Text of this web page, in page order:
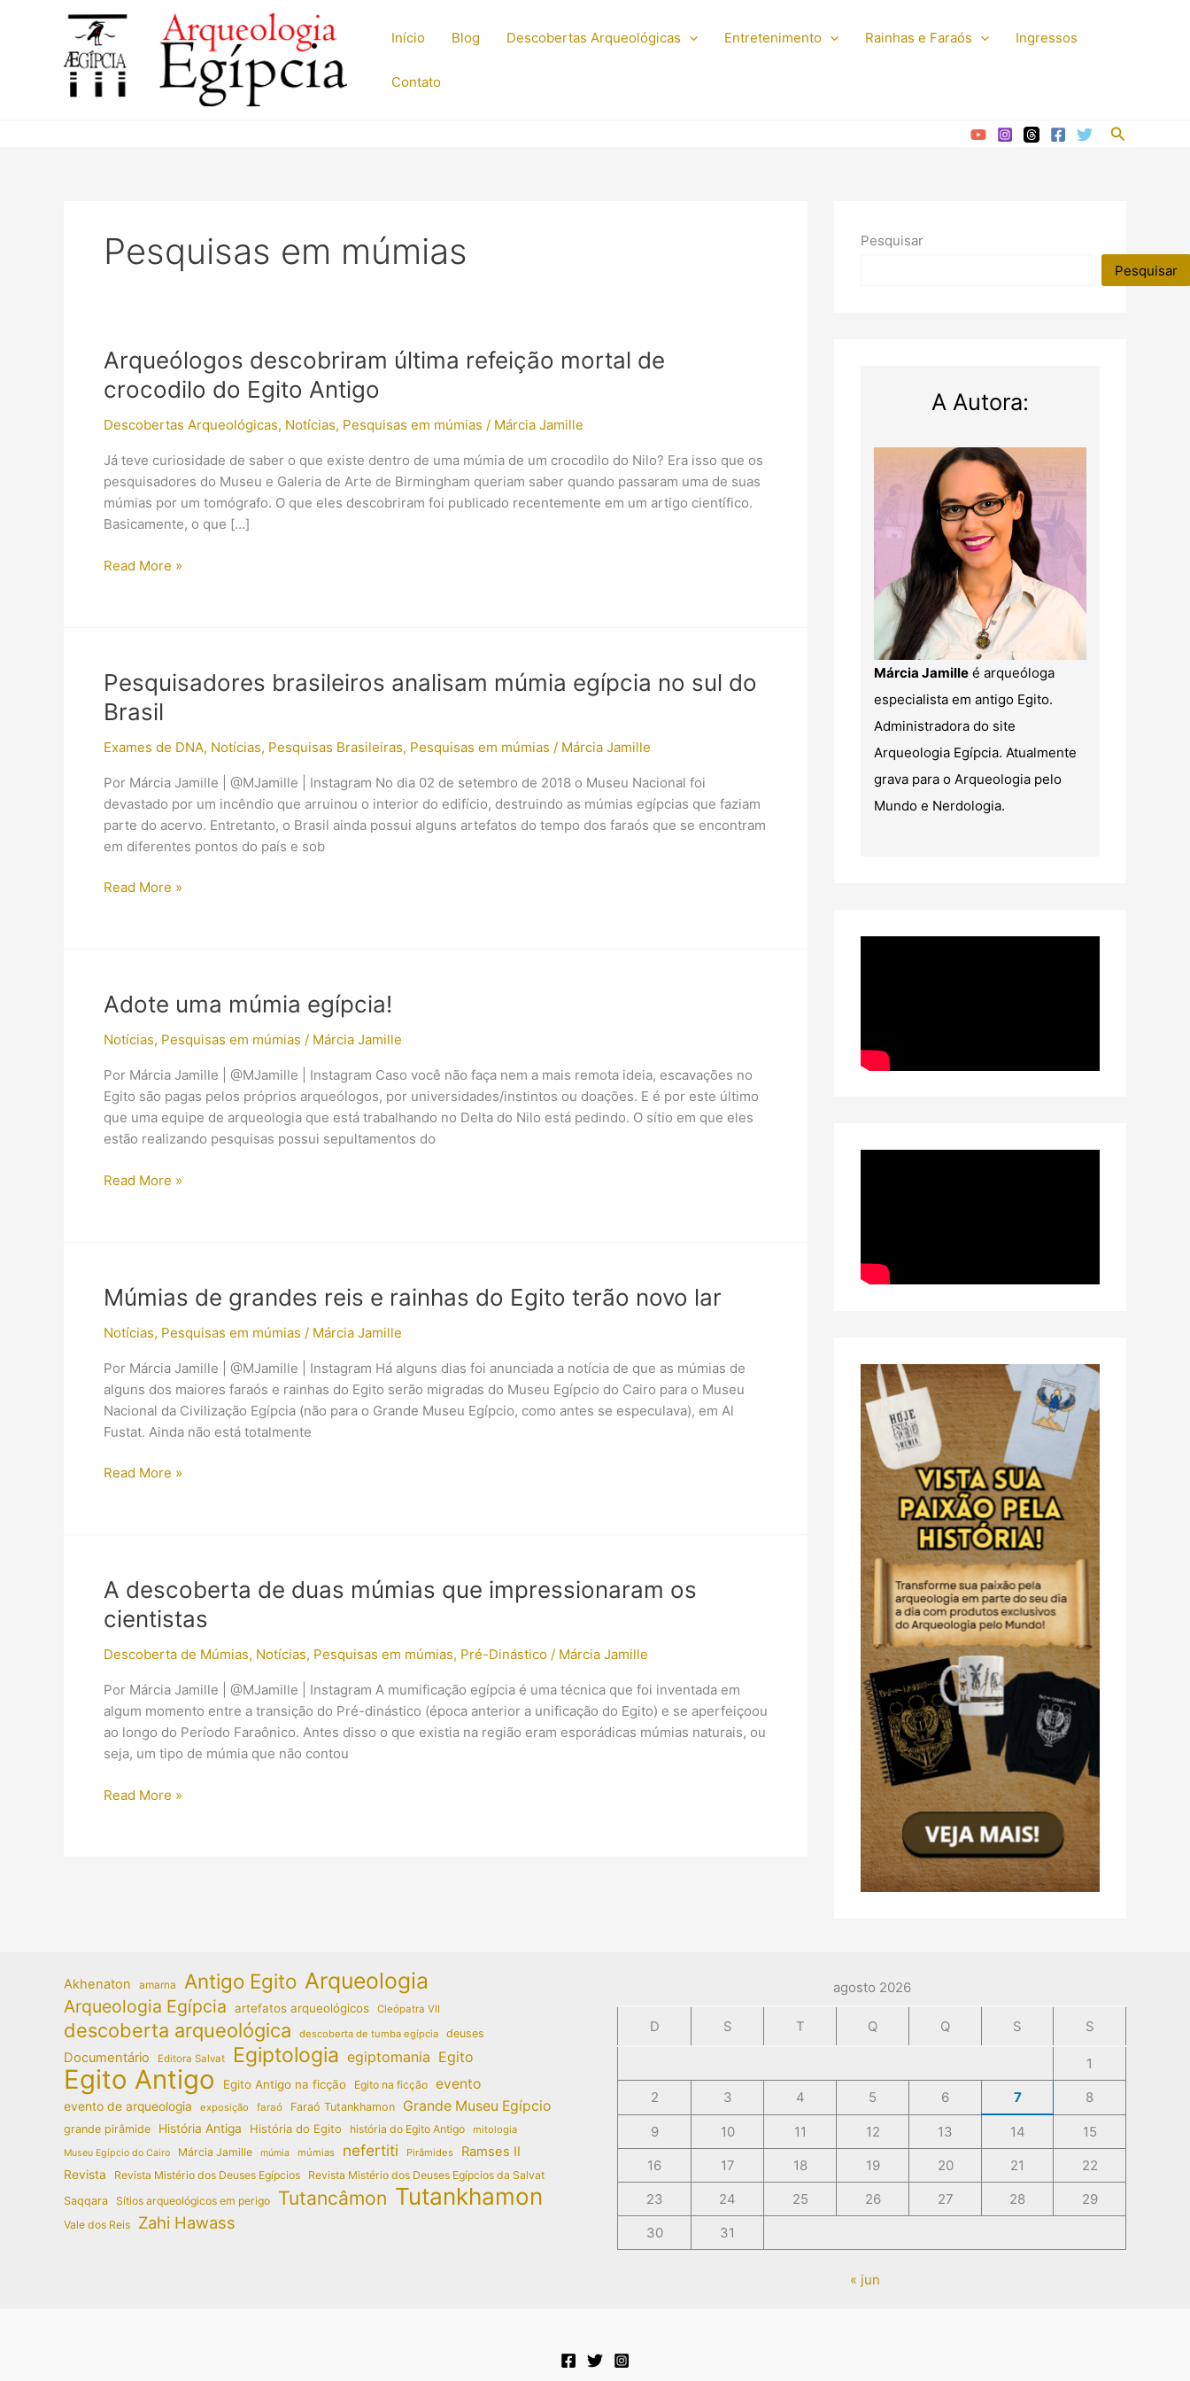
Início Blog Descobertas Arqueológicas Entretenimento Rainhas e Faraós Ingressos
Contato
Pesquisar
Pesquisas em múmias
Arqueólogos descobriram última refeição mortal de
crocodilo do Egito Antigo
Descobertas Arqueológicas, Notícias, Pesquisas em múmias / Márcia Jamille
Já teve curiosidade de saber o que existe dentro de uma múmia de um crocodilo do Nilo? Era isso que os
pesquisadores do Museu e Galeria de Arte de Birmingham queriam saber quando passaram uma de suas
múmias por um tomógrafo. O que eles descobriram foi publicado recentemente em um artigo científico.
Basicamente, o que […]
Arqueólogos
de
crocodilo
do
Antigo
Read More »
Pesquisadores brasileiros analisam múmia egípcia no sul do
Brasil
Exames de DNA, Notícias, Pesquisas Brasileiras, Pesquisas em múmias / Márcia Jamille
Por Márcia Jamille | @MJamille | Instagram No dia 02 de setembro de 2018 o Museu Nacional foi
devastado por um incêndio que arruinou o interior do edifício, destruindo as múmias egípcias que faziam
parte do acervo. Entretanto, o Brasil ainda possui alguns artefatos do tempo dos faraós que se encontram
em diferentes pontos do país e sob
Pesquisadores
no
sul
do
Read More »
Adote uma múmia egípcia!
Notícias, Pesquisas em múmias / Márcia Jamille
Por Márcia Jamille | @MJamille | Instagram Caso você não faça nem a mais remota ideia, escavações no
Egito são pagas pelos próprios arqueólogos, por universidades/instintos ou doações. E é por este último
que uma equipe de arqueologia que está trabalhando no Delta do Nilo está pedindo. O sítio em que eles
estão realizando pesquisas possui sepultamentos do
Adote
Read More »
Múmias de grandes reis e rainhas do Egito terão novo lar
Notícias, Pesquisas em múmias / Márcia Jamille
Por Márcia Jamille | @MJamille | Instagram Há alguns dias foi anunciada a notícia de que as múmias de
alguns dos maiores faraós e rainhas do Egito serão migradas do Museu Egípcio do Cairo para o Museu
Nacional da Civilização Egípcia (não para o Grande Museu Egípcio, como antes se especulava), em Al
Fustat. Ainda não está totalmente
Múmias
rainhas
do
Egito
novo
lar
Read More »
A descoberta de duas múmias que impressionaram os
cientistas
Descoberta de Múmias, Notícias, Pesquisas em múmias, Pré-Dinástico / Márcia Jamille
Por Márcia Jamille | @MJamille | Instagram A mumificação egípcia é uma técnica que foi inventada em
algum momento entre a transição do Pré-dinástico (época anterior a unificação do Egito) e se aperfeiçoou
ao longo do Período Faraônico. Antes disso o que existia na região eram esporádicas múmias naturais, ou
seja, um tipo de múmia que não contou
A
Read More »
Pesquisar
Pesquisar
A Autora:
Márcia Jamille é arqueóloga
especialista em antigo Egito.
Administradora do site
Arqueologia Egípcia. Atualmente
grava para o Arqueologia pelo
Mundo e Nerdologia.
Akhenaton amarna Antigo Egito Arqueologia
Arqueologia Egípcia artefatos arqueológicos Cleópatra VII
descoberta arqueológica descoberta de tumba egípcia deuses
Documentário Editora Salvat Egiptologia egiptomania Egito
Egito Antigo Egito Antigo na ficção Egito na ficção evento
evento de arqueologia exposição faraó Faraó Tutankhamon Grande Museu Egípcio
grande pirâmide História Antiga História do Egito história do Egito Antigo mitologia
Museu Egípcio do Cairo Márcia Jamille múmia múmias nefertiti Pirâmides Ramses II
Revista Revista Mistério dos Deuses Egípcios
Revista Mistério dos Deuses Egípcios da Salvat
Saqqara Sítios arqueológicos em perigo Tutancâmon Tutankhamon
Vale dos Reis Zahi Hawass
agosto 2026
D S T Q Q S S
1
2
3 4 5 6 7 8
9 10 11 12 13 14
15
16
17 18 19 20 21
22
23
24 25 26 27 28
29
30
31
« jun